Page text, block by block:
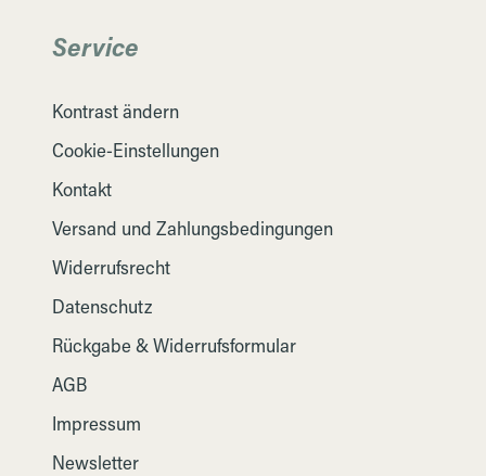
Service
Kontrast ändern
Cookie-Einstellungen
Kontakt
Versand und Zahlungsbedingungen
Widerrufsrecht
Datenschutz
Rückgabe & Widerrufsformular
AGB
Impressum
Newsletter